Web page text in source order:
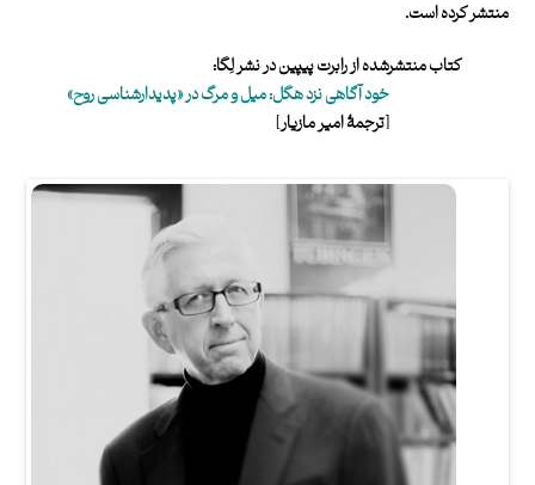
منتشر کرده است.
کتاب‌ منتشرشده از رابرت پیپین در نشر لِگا:
خود آگاهی نزد هگل: میل و مرگ در «پدیدارشناسی روح»
[ترجمۀ امیر مازیار]